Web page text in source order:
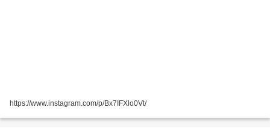
https://www.instagram.com/p/Bx7IFXlo0Vt/